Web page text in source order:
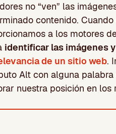
no “ven” las
contenido.
a los motores
identificar las imágenes
de un sitio web.
Alt con alguna
nuestra posición en los